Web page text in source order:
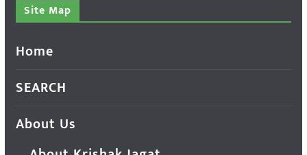
Site Map
Home
SEARCH
About Us